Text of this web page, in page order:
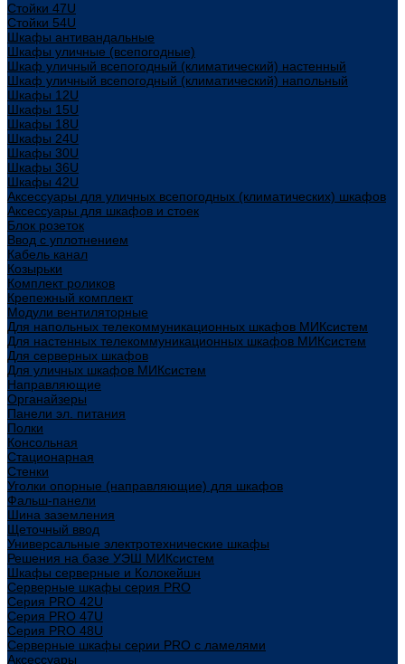
Стойки 47U
Стойки 54U
Шкафы антивандальные
Шкафы уличные (всепогодные)
Шкаф уличный всепогодный (климатический) настенный
Шкаф уличный всепогодный (климатический) напольный
Шкафы 12U
Шкафы 15U
Шкафы 18U
Шкафы 24U
Шкафы 30U
Шкафы 36U
Шкафы 42U
Аксессуары для уличных всепогодных (климатических) шкафов
Аксессуары для шкафов и стоек
Блок розеток
Ввод с уплотнением
Кабель канал
Козырьки
Комплект роликов
Крепежный комплект
Модули вентиляторные
Для напольных телекоммуникационных шкафов МИКсистем
Для настенных телекоммуникационных шкафов МИКсистем
Для серверных шкафов
Для уличных шкафов МИКсистем
Направляющие
Органайзеры
Панели эл. питания
Полки
Консольная
Стационарная
Стенки
Уголки опорные (направляющие) для шкафов
Фальш-панели
Шина заземления
Щеточный ввод
Универсальные электротехнические шкафы
Решения на базе УЭШ МИКсистем
Шкафы серверные и Колокейшн
Серверные шкафы серия PRO
Серия PRO 42U
Серия PRO 47U
Серия PRO 48U
Серверные шкафы серии PRO с ламелями
Аксессуары